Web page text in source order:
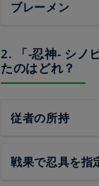
ブレーメン
2. 「-忍神- シノ
たのはどれ？
従者の所持
戦果で忍具を指